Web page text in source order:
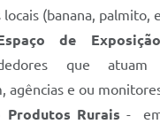
(banana, palmito,
de
que
agências e ou
Produtos Rurais -